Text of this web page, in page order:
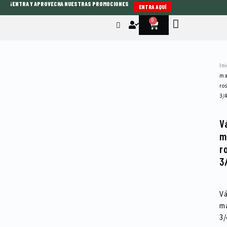
¡ENTRA Y APROVECHA NUESTRAS PROMOCIONES ENTRA AQUÍ
0
Cart
3/